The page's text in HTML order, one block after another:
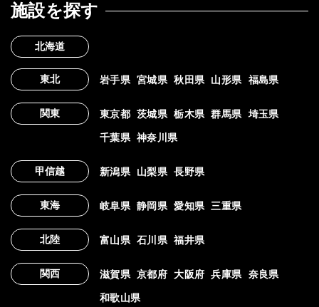
施設を探す
北海道
東北 岩手県 宮城県 秋田県 山形県 福島県
関東 東京都 茨城県 栃木県 群馬県 埼玉県
千葉県 神奈川県
甲信越 新潟県 山梨県 長野県
東海 岐阜県 静岡県 愛知県 三重県
北陸 富山県 石川県 福井県
関西 滋賀県 京都府 大阪府 兵庫県 奈良県
和歌山県